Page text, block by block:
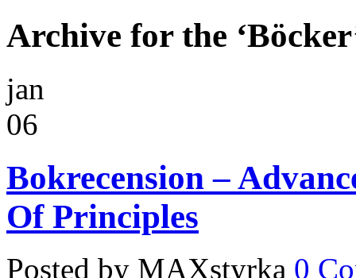
Archive for the
jan
06
Bokrecension –
Of Principles
Posted by MAXstyrka 0